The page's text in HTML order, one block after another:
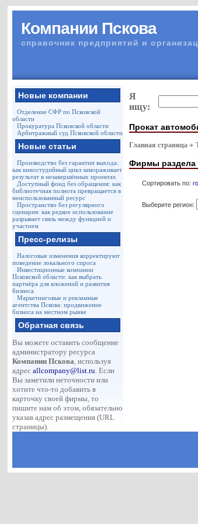
Компании Пскова
справочник предприятий и
Новые компании
Отделение СФР по Псковской
области
Прокуратура Псковской области
Арбитражный суд Псковской области
Новые статьи
Производство без гарантии выхода:
как киностудийный цикл замораживает
результат в незавершённых проектах
Доступный фонд без обращения: как
библиотечная полнота превращается в
неиспользованный ресурс
Пространство без регулярного
сценария: как редкое использование
разрывает связь между функцией и
участием
Пресс-релизы
Налоговые изменения корректируют
поведение локального спроса
Инвестиционные компании
Псковской области: как выбрать
партнёра для вложений и развития
бизнеса
Маркетинговые и рекламные
агентства Пскова: продвижение
бизнеса на местном рынке
Обратная связь
Вы можете оставить сообщение
администратору ресурса
Компании Пскова, используя
адресallcompany@list.ru. Если
Вы заметили неточности или
хотите что-то добавить в
карточку своей фирмы, то
пишите нам об этом, обязательно
указав адрес размещения (URL
страницы).
Я
ищу:
Прокат
Главная страница
Фирмы раздела
Сортировать по:
Выберите регион: